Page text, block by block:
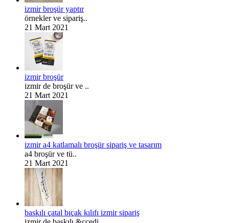
izmir broşür yaptır
örnekler ve sipariş..
21 Mart 2021
izmir broşür
izmir de broşür ve ..
21 Mart 2021
izmir a4 katlamalı broşür sipariş ve tasarım
a4 broşür ve tü..
21 Mart 2021
baskılı çatal bıçak kılıfı izmir sipariş